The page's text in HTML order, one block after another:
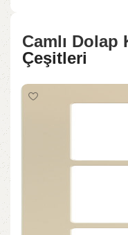
Camlı Dolap
Çeşitleri